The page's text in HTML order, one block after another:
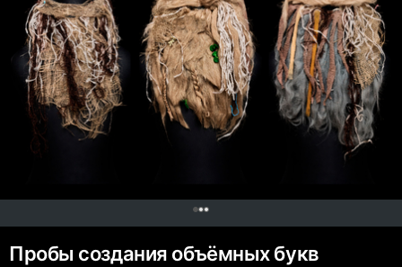
Пробы создания объёмных букв